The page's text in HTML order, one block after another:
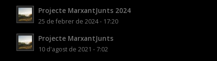
Projecte MarxantJunts 2024
25 de febrer de 2024 - 17:20
Projecte MarxantJunts
10 d'agost de 2021 - 7:02